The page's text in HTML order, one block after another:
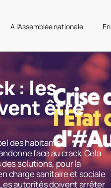
A l’Assemblée nationale
: les
être
des habitants
face au crack. Cela
solutions, pour la
charge sanitaire et sociale
autorités doivent arrêter